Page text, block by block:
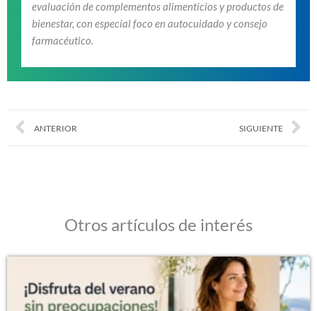
evaluación de complementos alimenticios y productos de
bienestar, con especial foco en autocuidado y consejo
farmacéutico.
PrevANTERIOR SIGUIENTE
Otros artículos de interés